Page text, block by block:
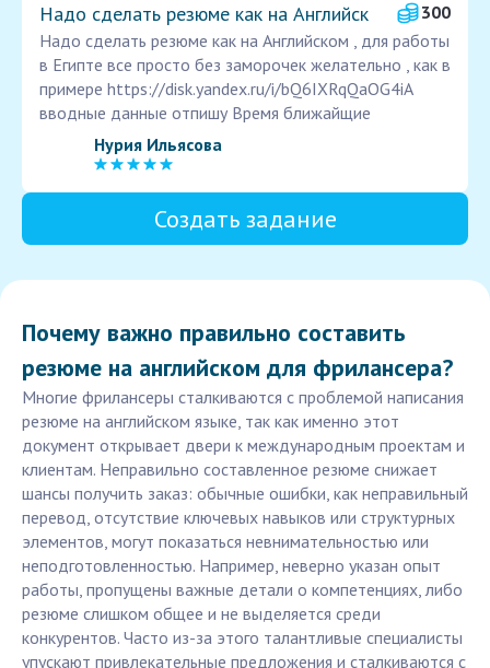
Надо сделать резюме как на Английск
300
Надо сделать резюме как на Английском , для работы
в Египте все просто без заморочек желательно , как в
примере https://disk.yandex.ru/i/bQ6IXRqQaOG4iA
вводные данные отпишу Время ближайщие
Нурия Ильясова
Создать задание
Почему важно правильно составить
резюме на английском для фрилансера?
Многие фрилансеры сталкиваются с проблемой написания
резюме на английском языке, так как именно этот
документ открывает двери к международным проектам и
клиентам. Неправильно составленное резюме снижает
шансы получить заказ: обычные ошибки, как неправильный
перевод, отсутствие ключевых навыков или структурных
элементов, могут показаться невнимательностью или
неподготовленностью. Например, неверно указан опыт
работы, пропущены важные детали о компетенциях, либо
резюме слишком общее и не выделяется среди
конкурентов. Часто из-за этого талантливые специалисты
упускают привлекательные предложения и сталкиваются с